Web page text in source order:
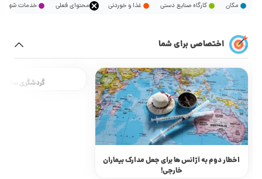
مکان کارگاه صنایع دستی غذا و خوردنی محتوای فعلی خدمات
اختصاصی برای شما
اخطار دوم به آژانس ها برای جعل مدارک بیماران
خارجی!